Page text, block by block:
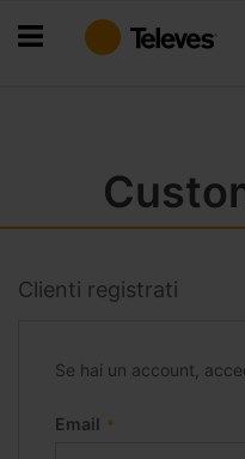
al
Clienti registrati
Se hai un account,
Email